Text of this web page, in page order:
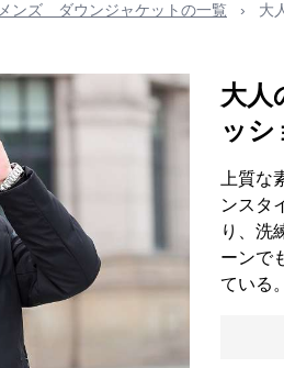
メンズ ダウンジャケットの一覧 › 大
大人
ッシ
上質
ンスタ
り、洗
ーンで
ている